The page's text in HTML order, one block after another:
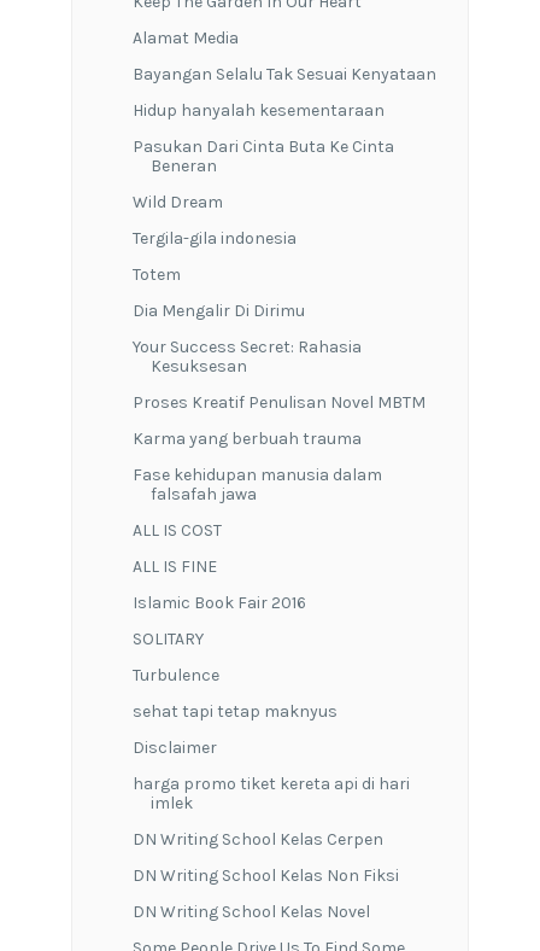
Alamat Media
Bayangan Selalu Tak Sesuai Kenyataan
Hidup hanyalah kesementaraan
Pasukan Dari Cinta Buta Ke Cinta
Beneran
Wild Dream
Tergila-gila indonesia
Totem
Dia Mengalir Di Dirimu
Your Success Secret: Rahasia
Kesuksesan
Proses Kreatif Penulisan Novel MBTM
Karma yang berbuah trauma
Fase kehidupan manusia dalam
falsafah jawa
ALL IS COST
ALL IS FINE
Islamic Book Fair 2016
SOLITARY
Turbulence
sehat tapi tetap maknyus
Disclaimer
harga promo tiket kereta api di hari
imlek
DN Writing School Kelas Cerpen
DN Writing School Kelas Non Fiksi
DN Writing School Kelas Novel